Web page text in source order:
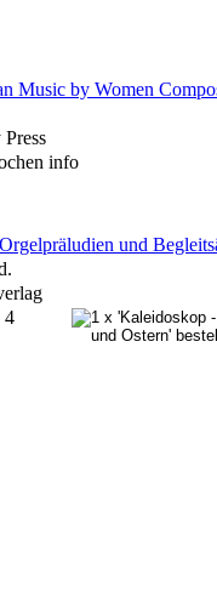
Music by Women
info
und
4